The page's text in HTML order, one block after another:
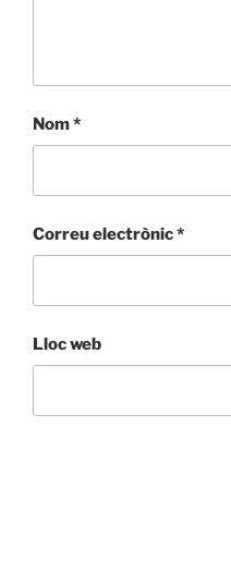
Nom*
Correu electrònic*
Lloc web